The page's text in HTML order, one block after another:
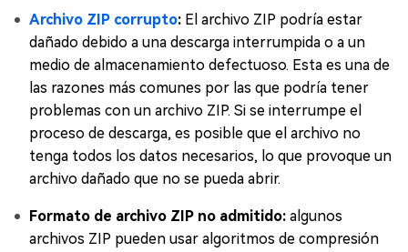
Archivo ZIP corrupto: El archivo ZIP podría estar
dañado debido a una descarga interrumpida o a un
medio de almacenamiento defectuoso. Esta es una de
las razones más comunes por las que podría tener
problemas con un archivo ZIP. Si se interrumpe el
proceso de descarga, es posible que el archivo no
tenga todos los datos necesarios, lo que provoque un
archivo dañado que no se pueda abrir.
Formato de archivo ZIP no admitido: algunos
archivos ZIP pueden usar algoritmos de compresión